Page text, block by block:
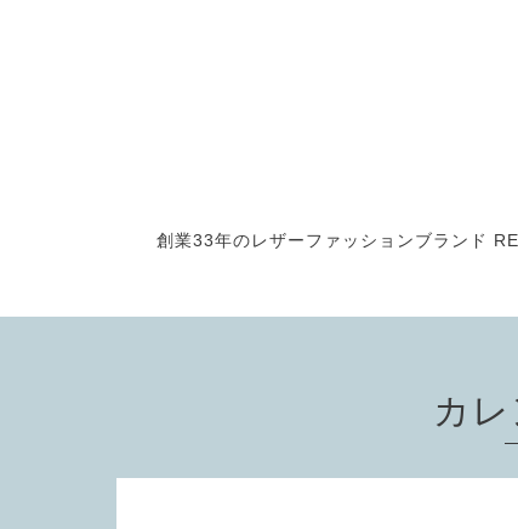
創業33年のレザーファッションブランド
カ